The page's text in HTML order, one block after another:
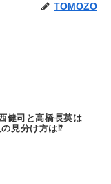
TOMOZO
健司と高橋長英は
見分け方は⁉